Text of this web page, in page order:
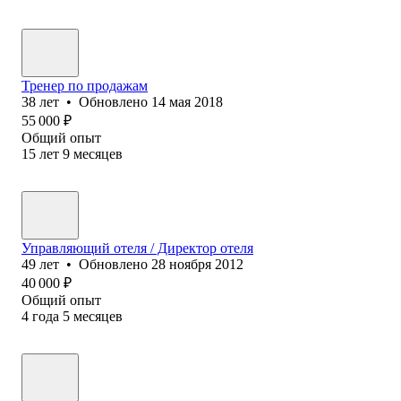
Тренер по продажам
38 лет • Обновлено 14 мая 2018
55 000 ₽
Общий опыт
15 лет 9 месяцев
Управляющий отеля / Директор отеля
49 лет • Обновлено 28 ноября 2012
40 000 ₽
Общий опыт
4 года 5 месяцев